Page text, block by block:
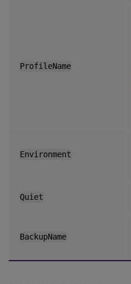
ProfileName
Environment
Quiet
BackupName